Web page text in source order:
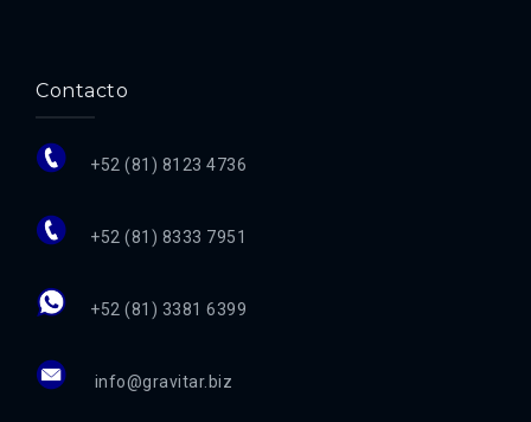
Contacto
+52 (81) 8123 4736
+52 (81) 8333 7951
+52 (81) 3381 6399
info@gravitar.biz